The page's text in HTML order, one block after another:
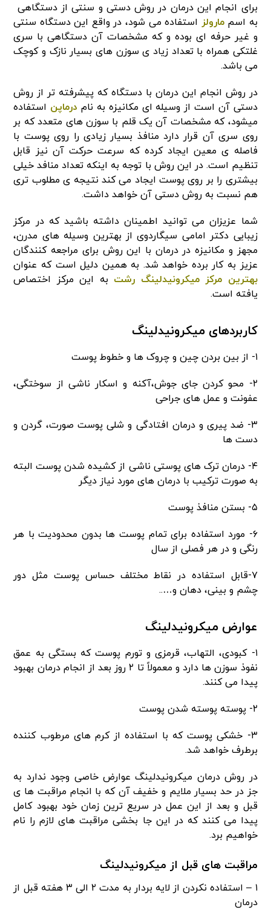
برای انجام این درمان در روش دستی و سنتی از دستگاهی
به اسممارولز استفاده می شود، در واقع این دستگاه سنتی
و غیر حرفه ای بوده و که مشخصات آن دستگاهی با سری
غلتکی همراه با تعداد زیاد ی سوزن های بسیار نازک و کوچک
می باشد.
در روش انجام این درمان با دستگاه که پیشرفته تر از روش
دستی آن است از وسیله ای مکانیزه به نام درماپن استفاده
میشود، که مشخصات آن یک قلم با سوزن های متعدد که بر
روی سری آن قرار دارد منافذ بسیار زیادی را روی پوست با
فاصله ی معین ایجاد کرده که سرعت حرکت آن نیز قابل
تنظیم است. در این روش با توجه به اینکه تعداد منافد خیلی
بیشتری را بر روی پوست ایجاد می کند نتیجه ی مطلوب تری
هم نسبت به روش دستی آن خواهد داشت.
شما عزیزان می توانید اطمینان داشته باشید که در مرکز
زیبایی دکتر امامی سیگاردوی از بهترین وسیله های مدرن،
مجهز و مکانیزه در درمان با این روش برای مراجعه کنندگان
عزیز به کار برده خواهد شد. به همین دلیل است که عنوان
بهترین مرکز میکرونیدلینگ رشت به این مرکز اختصاص
یافته است.
کاربردهای میکرونیدلینگ
۱- از بین بردن چین و چروک ها و خطوط پوست
۲- محو کردن جای جوش،آکنه و اسکار ناشی از سوختگی،
عفونت و عمل های جراحی
۳- ضد پیری و درمان افتادگی و شلی پوست صورت، گردن و
دست ها
۴- درمان ترک های پوستی ناشی از کشیده شدن پوست البته
به صورت ترکیب با درمان های مورد نیاز دیگر
۵- بستن منافذ پوست
۶- مورد استفاده برای تمام پوست ها بدون محدودیت با هر
رنگی و در هر فصلی از سال
۷-قابل استفاده در نقاط مختلف حساس پوست مثل دور
چشم و بینی، دهان و…..
عوارض میکرونیدلینگ
۱- کبودی، التهاب، قرمزی و تورم پوست که بستگی به عمق
نفوذ سوزن ها دارد و معمولاً تا ۲ روز بعد از انجام درمان بهبود
پیدا می کنند.
۲- پوسته پوسته شدن پوست
۳- خشکی پوست که با استفاده از کرم های مرطوب کننده
برطرف خواهد شد.
در روش درمان میکرونیدلینگ عوارض خاصی وجود ندارد به
جز در حد بسیار ملایم و خفیف آن که با انجام مراقبت ها ی
قبل و بعد از این عمل در سریع ترین زمان خود بهبود کامل
پیدا می کنند که در این جا بخشی مراقبت های لازم را نام
خواهیم برد.
مراقبت های قبل از میکرونیدلینگ
۱ – استفاده نکردن از لایه بردار به مدت ۲ الی ۳ هفته قبل از
درمان